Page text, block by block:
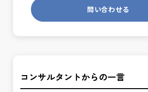
問い合わせる
コンサルタントからの一言